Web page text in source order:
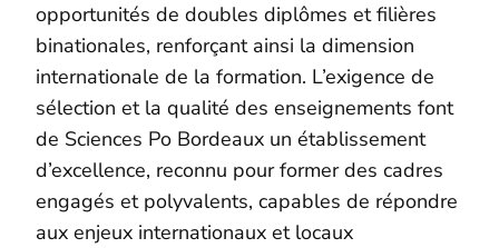
opportunités de doubles diplômes et filières
binationales, renforçant ainsi la dimension
internationale de la formation. L’exigence de
sélection et la qualité des enseignements font
de Sciences Po Bordeaux un établissement
d’excellence, reconnu pour former des cadres
engagés et polyvalents, capables de répondre
aux enjeux internationaux et locaux